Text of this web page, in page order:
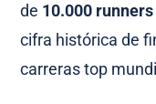
de 10.000
cifra histórica de
carreras top